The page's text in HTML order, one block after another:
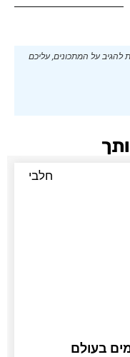
להגיב על המתכונים, עליכם
חלבי
בעולם